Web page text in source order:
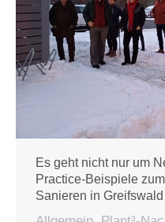
Es geht nicht nur um
Practice-Beispiele
Sanieren in